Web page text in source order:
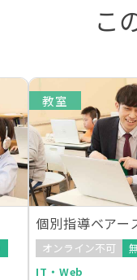
こ
教室
個別指導ベアー
オンライン不可
IT・Web